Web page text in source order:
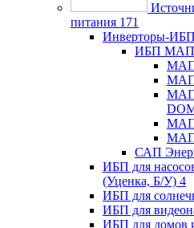
питания 171
Инверторы-
ИБП МАП
МАП
МАП
МАП
МАП
МАП
САП
ИБП для
(Уценка, Б/У) 4
ИБП для
ИБП для
ИБП для домов